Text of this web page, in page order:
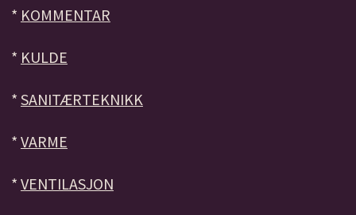
* KOMMENTAR
* KULDE
* SANITÆRTEKNIKK
* VARME
* VENTILASJON